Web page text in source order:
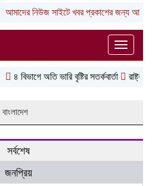
আমাদের নিউজ সাইটে খবর প্রকাশের জন্য
Toggle
৪ বিভাগে অতি ভারি বৃষ্টির সতর্কবার্তা রাষ্ট্রপতি
সর্বশেষ
জনপ্রিয়